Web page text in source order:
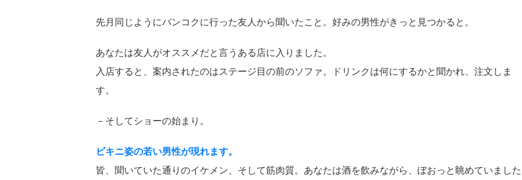
先月同じようにバンコクに行った友人から聞いたこと。好みの男性がきっと見つかると。
あなたは友人がオススメだと言うある店に入りました。
入店すると、案内されたのはステージ目の前のソファ。ドリンクは何にするかと聞かれ、注文しま
す。
－そしてショーの始まり。
ビキニ姿の若い男性が現れます。
皆、聞いていた通りのイケメン、そして筋肉質。あなたは酒を飲みながら、ぼおっと眺めていました